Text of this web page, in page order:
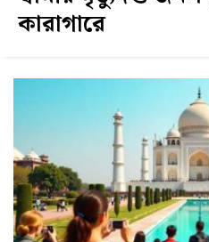
কারাগারে